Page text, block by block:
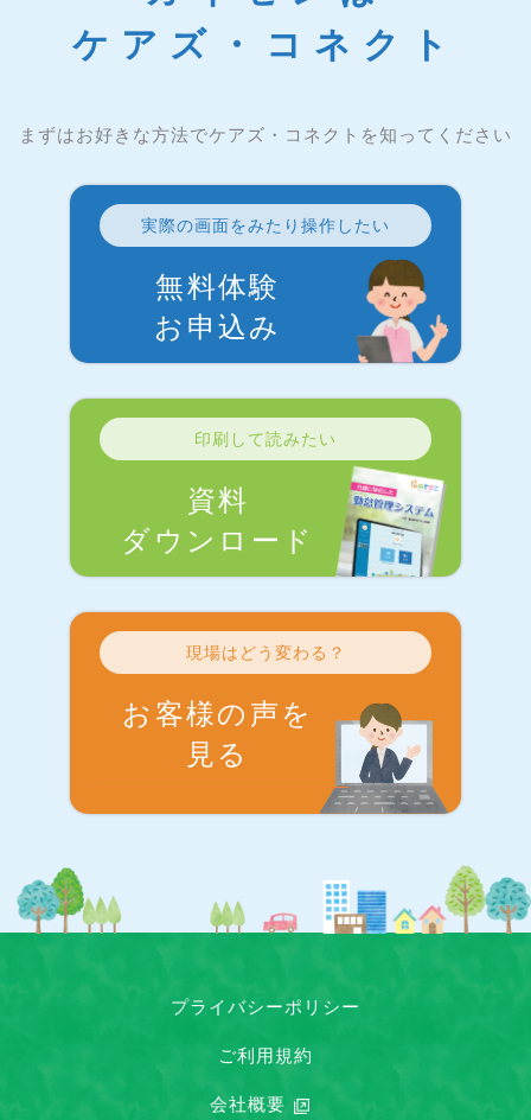
ケアズ・コネクト
まずはお好きな方法でケアズ・コネクトを知ってください
実際の画面をみたり操作したい
無料体験
お申込み
印刷して読みたい
資料
ダウンロード
現場はどう変わる？
お客様の声を
見る
プライバシーポリシー
ご利用規約
会社概要